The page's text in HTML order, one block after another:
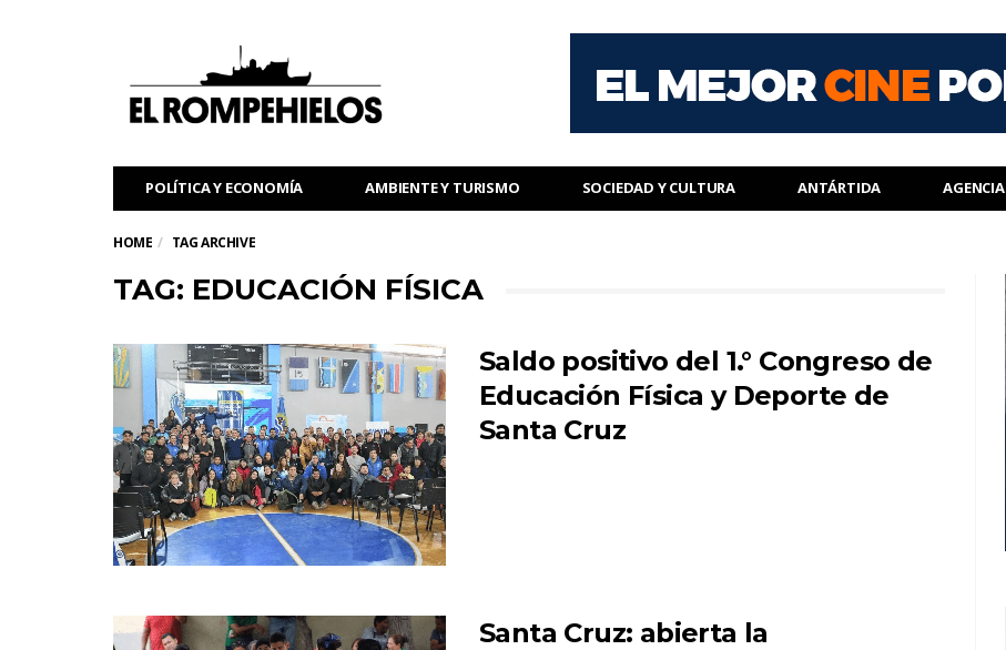
POLÍTICA Y ECONOMÍA AMBIENTE Y TURISMO SOCIEDAD Y CULTURA ANTÁRTIDA AGENCIA
HOME TAG ARCHIVE
TAG: EDUCACIÓN FÍSICA
Saldo positivo del 1.° Congreso de
Educación Física y Deporte de
Santa Cruz
Santa Cruz: abierta la